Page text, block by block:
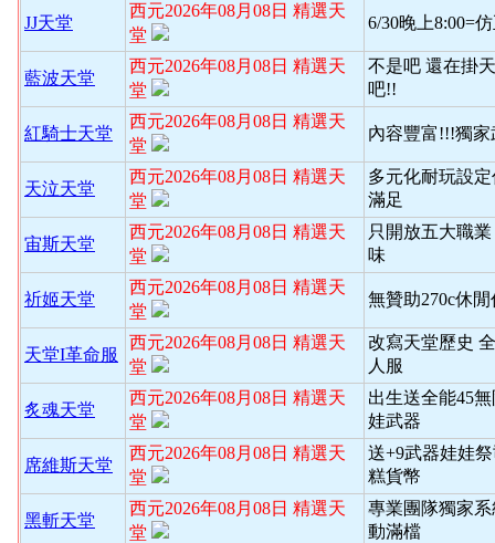
JJ天堂
西元2026年08月08日 精選天
堂
6/30晚上8:00=
藍波天堂
西元2026年08月08日 精選天
堂
不是吧 還在掛
吧!!
紅騎士天堂
西元2026年08月08日 精選天
堂
內容豐富!!!獨
天泣天堂
西元2026年08月08日 精選天
堂
多元化耐玩設
滿足
宙斯天堂
西元2026年08月08日 精選天
堂
只開放五大職
味
祈姬天堂
西元2026年08月08日 精選天
堂
無贊助270c休閒
天堂I革命服
西元2026年08月08日 精選天
堂
改寫天堂歷史
人服
炙魂天堂
西元2026年08月08日 精選天
堂
出生送全能45
娃武器
席維斯天堂
西元2026年08月08日 精選天
堂
送+9武器娃娃
糕貨幣
黑斬天堂
西元2026年08月08日 精選天
堂
專業團隊獨家
動滿檔